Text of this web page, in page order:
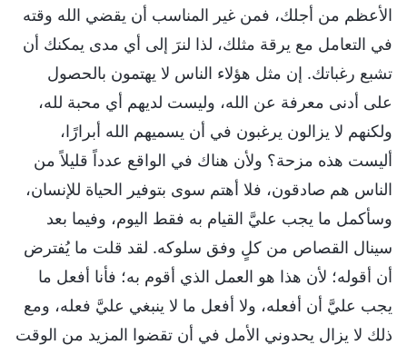
الأعظم من أجلك، فمن غير المناسب أن يقضي الله وقته
في التعامل مع يرقة مثلك، لذا لنرَ إلى أي مدى يمكنك أن
تشبع رغباتك. إن مثل هؤلاء الناس لا يهتمون بالحصول
على أدنى معرفة عن الله، وليست لديهم أي محبة لله،
ولكنهم لا يزالون يرغبون في أن يسميهم الله أبرارًا،
أليست هذه مزحة؟ ولأن هناك في الواقع عدداً قليلاً من
الناس هم صادقون، فلا أهتم سوى بتوفير الحياة للإنسان،
وسأكمل ما يجب عليَّ القيام به فقط اليوم، وفيما بعد
سينال القصاص من كلٍ وفق سلوكه. لقد قلت ما يُفترض
أن أقوله؛ لأن هذا هو العمل الذي أقوم به؛ فأنا أفعل ما
يجب عليَّ أن أفعله، ولا أفعل ما لا ينبغي عليَّ فعله، ومع
ذلك لا يزال يحدوني الأمل في أن تقضوا المزيد من الوقت